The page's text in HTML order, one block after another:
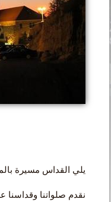
راعي
يلي القداس مسيرة
نقدم صلواتنا وقداسنا